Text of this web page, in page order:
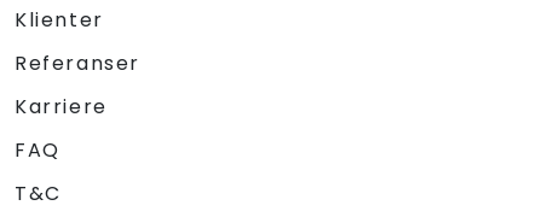
Klienter
Referanser
Karriere
FAQ
T&C